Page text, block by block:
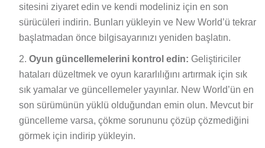
sitesini ziyaret edin ve kendi modeliniz için en son
sürücüleri indirin. Bunları yükleyin ve New World’ü tekrar
başlatmadan önce bilgisayarınızı yeniden başlatın.
Oyun güncellemelerini kontrol edin: Geliştiriciler
hataları düzeltmek ve oyun kararlılığını artırmak için sık
sık yamalar ve güncellemeler yayınlar. New World’ün en
son sürümünün yüklü olduğundan emin olun. Mevcut bir
güncelleme varsa, çökme sorununu çözüp çözmediğini
görmek için indirip yükleyin.